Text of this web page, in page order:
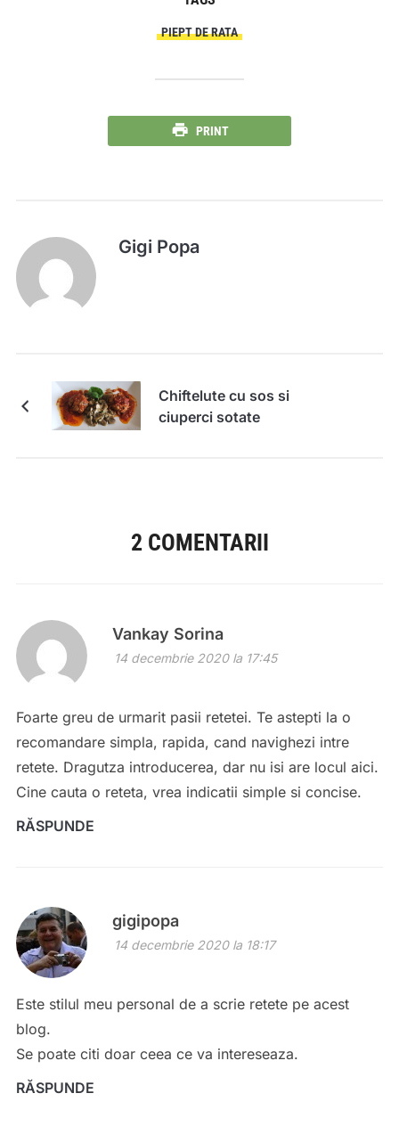
PIEPT DE RATA
PRINT
Gigi Popa
Chiftelute cu sos si
ciuperci sotate
2 COMENTARII
Vankay Sorina
14 decembrie 2020 la 17:45
Foarte greu de urmarit pasii retetei. Te astepti la o
recomandare simpla, rapida, cand navighezi intre
retete. Dragutza introducerea, dar nu isi are locul aici.
Cine cauta o reteta, vrea indicatii simple si concise.
RĂSPUNDE
gigipopa
14 decembrie 2020 la 18:17
Este stilul meu personal de a scrie retete pe acest
blog.
Se poate citi doar ceea ce va intereseaza.
RĂSPUNDE